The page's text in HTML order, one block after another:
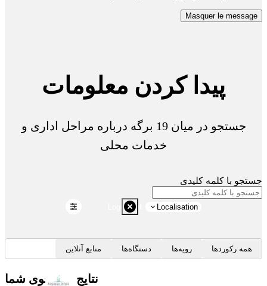
Masquer le message
پیدا کردن معلومات
جستجو در میان 19 برگه درباره مراحل اداری و
خدمات محلی
جستجو با کلمه کلیدی
Localisation
Logement
همه رکوردها رویه‌ها دستگاه‌ها منابع آنلاین
نتایج جستجوی شما